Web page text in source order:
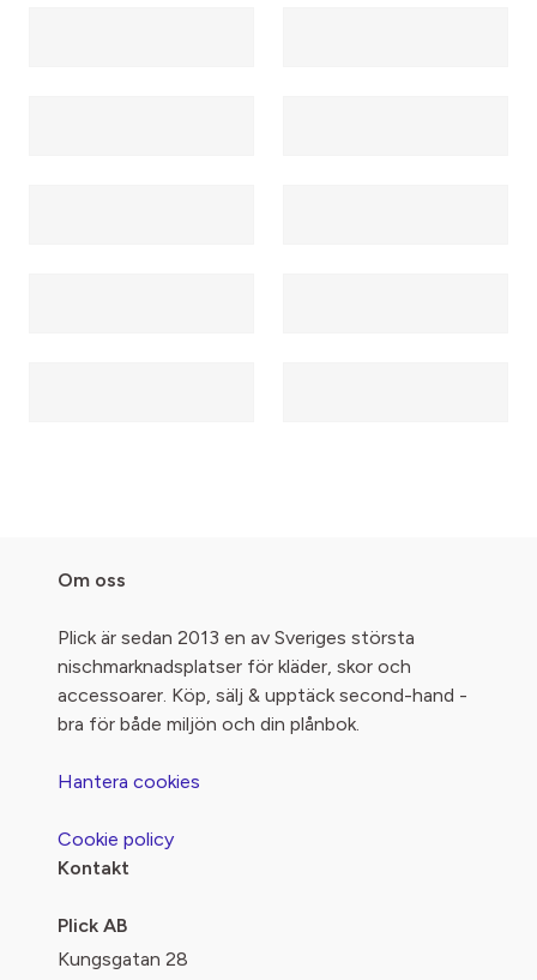
Om oss
Plick är sedan 2013 en av Sveriges största
nischmarknadsplatser för kläder, skor och
accessoarer. Köp, sälj & upptäck second-hand -
bra för både miljön och din plånbok.
Hantera cookies
Cookie policy
Kontakt
Plick AB
Kungsgatan 28